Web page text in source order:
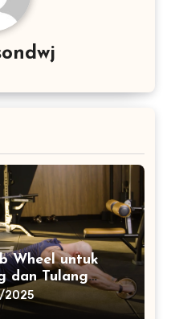
Wheel untuk
dan Tulang
2025